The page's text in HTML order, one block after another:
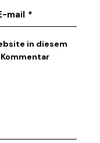
in diesem